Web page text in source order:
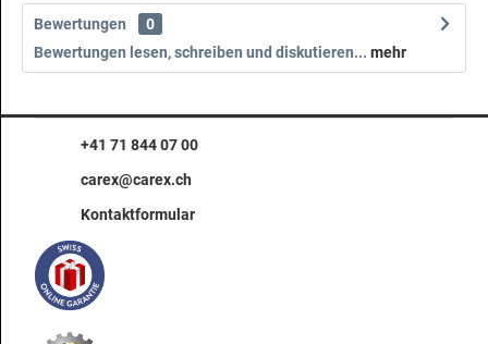
Bewertungen
0
Bewertungen lesen, schreiben und diskutieren... mehr
+41 71 844 07 00
carex@carex.ch
Kontaktformular